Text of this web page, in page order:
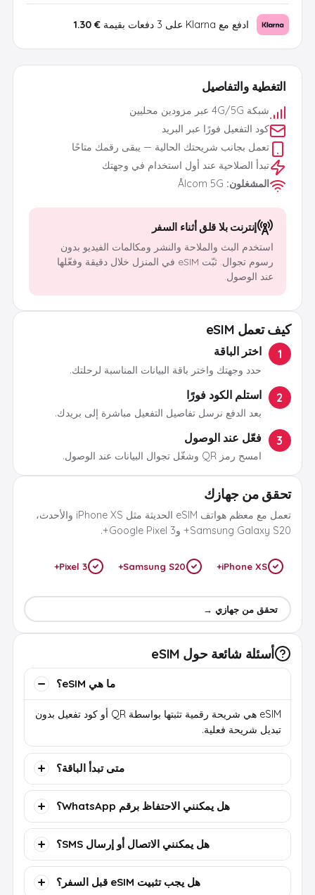
التغطية والتفاصيل
شبكة 4G/5G عبر مزودين محليين
كود التفعيل فورًا عبر البريد
تعمل بجانب شريحتك الحالية — يبقى رقمك متاحًا
تبدأ الصلاحية عند أول استخدام في وجهتك
المشغلون:
Ålcom 5G
إنترنت بلا قلق أثناء السفر
استخدم البث والملاحة والنشر ومكالمات الفيديو بدون
رسوم تجوال. ثبّت eSIM في المنزل خلال دقيقة وفعّلها
عند الوصول.
كيف تعمل eSIM
1 اختر الباقة
حدد وجهتك واختر باقة البيانات المناسبة لرحلتك.
2 استلم الكود فورًا
بعد الدفع نرسل تفاصيل التفعيل مباشرة إلى بريدك.
3 فعّل عند الوصول
امسح رمز QR وشغّل تجوال البيانات عند الوصول.
تحقق من جهازك
تعمل مع معظم هواتف eSIM الحديثة مثل iPhone XS والأحدث،
Samsung Galaxy S20+ وGoogle Pixel 3+.
iPhone XS+
Samsung S20+
Pixel 3+
تحقق من جهازي →
أسئلة شائعة حول eSIM
ما هي eSIM؟
eSIM هي شريحة رقمية تثبتها بواسطة QR أو كود تفعيل بدون
تبديل شريحة فعلية.
متى تبدأ الباقة؟
هل يمكنني الاحتفاظ برقم WhatsApp؟
هل يمكنني الاتصال أو إرسال SMS؟
هل يجب تثبيت eSIM قبل السفر؟
ادفع مع Klarna على 3 دفعات بقيمة € 1.30